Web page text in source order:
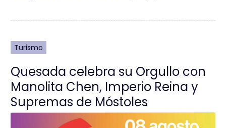
Turismo
Quesada celebra su Orgullo con
Manolita Chen, Imperio Reina y
Supremas de Móstoles